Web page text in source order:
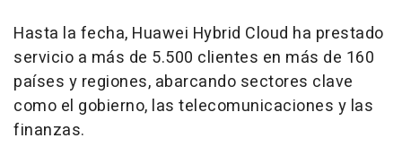
Hasta la fecha, Huawei Hybrid Cloud ha prestado
servicio a más de 5.500 clientes en más de 160
países y regiones, abarcando sectores clave
como el gobierno, las telecomunicaciones y las
finanzas.